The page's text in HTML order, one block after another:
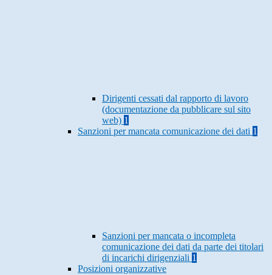
Dirigenti cessati dal rapporto di lavoro
(documentazione da pubblicare sul sito
web) 1
Sanzioni per mancata comunicazione dei dati 1
Sanzioni per mancata o incompleta
comunicazione dei dati da parte dei titolari
di incarichi dirigenziali 1
Posizioni organizzative